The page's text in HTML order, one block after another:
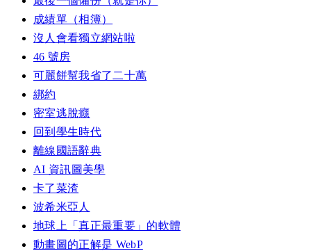
成績單（相簿）
沒人會看獨立網站啦
46 號房
可麗餅幫我省了二十萬
綁約
密室逃脫癮
回到學生時代
離線國語辭典
AI 資訊圖美學
卡了菜渣
波希米亞人
地球上「真正最重要」的軟體
動畫圖的正解是 WebP